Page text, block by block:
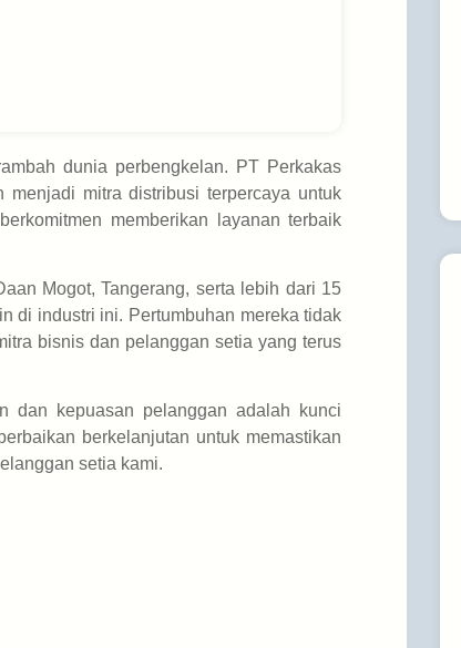
dunia perbengkelan. PT Perkakas
mitra distribusi terpercaya untuk
memberikan layanan terbaik
Mogot, Tangerang, serta lebih dari 15
di industri ini. Pertumbuhan mereka tidak
bisnis dan pelanggan setia yang terus
dan kepuasan pelanggan adalah kunci
berkelanjutan untuk memastikan
setia kami.